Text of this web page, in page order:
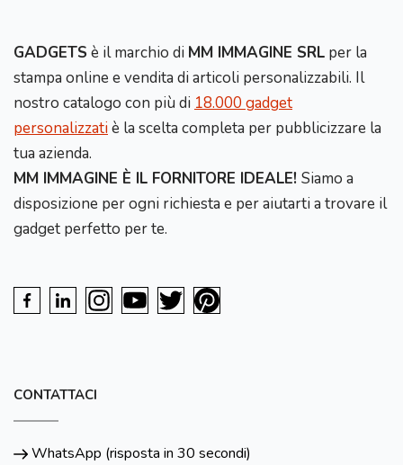
GADGETS è il marchio di MM IMMAGINE SRL per la
stampa online e vendita di articoli personalizzabili. Il
nostro catalogo con più di 18.000 gadget
personalizzatiè la scelta completa per pubblicizzare la
tua azienda.
MM IMMAGINE È IL FORNITORE IDEALE! Siamo a
disposizione per ogni richiesta e per aiutarti a trovare il
gadget perfetto per te.
CONTATTACI
WhatsApp (risposta in 30 secondi)